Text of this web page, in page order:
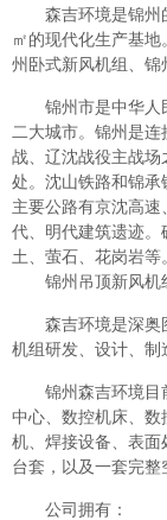
森吉环境是锦州
㎡的现代化生产基
州卧式新风机组、锦
锦州市是中华人民
二大城市。锦州是
战、辽沈战役主战
处。沈山铁路和锦
主要公路有京沈高
代、明代建筑遗迹
土、萤石、花岗岩等。
锦州吊顶新风机
森吉环境是深奥图
机组研发、设计、制
锦州森吉环境目前
中心、数控机床、数
机、焊接设备、表
台套，以及一套完整
公司拥有：